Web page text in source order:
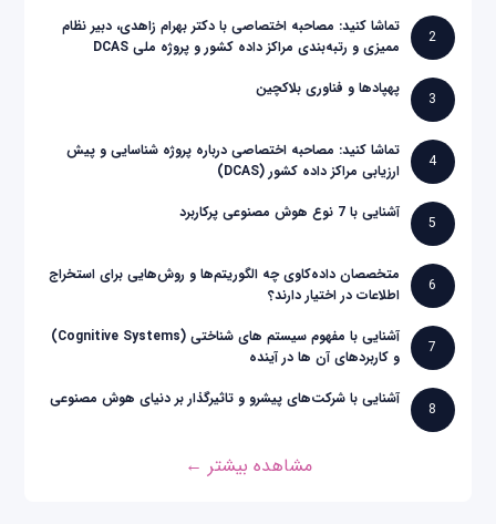
2
تماشا کنید: مصاحبه اختصاصی با دکتر بهرام زاهدی، دبیر نظام
ممیزی و رتبه‌بندی مراکز داده کشور و پروژه ملی DCAS
3
پهپادها و فناوری بلاکچین
4
تماشا کنید: مصاحبه اختصاصی درباره پروژه شناسایی و پیش
ارزیابی مراکز داده کشور (DCAS)
5
آشنایی با 7 نوع هوش مصنوعی پرکاربرد
6
متخصصان داده‌کاوی چه الگوریتم‌ها و روش‌هایی برای استخراج
اطلاعات در اختیار دارند؟
7
آشنایی با مفهوم سیستم های شناختی (Cognitive Systems)
و کاربردهای آن ها در آینده
8
آشنایی با شرکت‌های پیشرو و تاثیرگذار بر دنیای هوش مصنوعی
مشاهده بیشتر ←